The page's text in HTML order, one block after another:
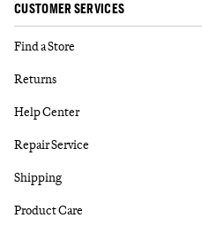
CUSTOMER SERVICES
Find a Store
Returns
Help Center
Repair Service
Shipping
Product Care